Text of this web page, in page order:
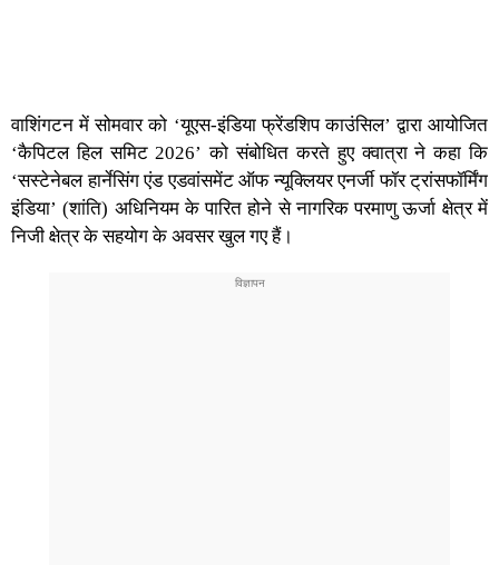
वाशिंगटन में सोमवार को ‘यूएस-इंडिया फ्रेंडशिप काउंसिल’ द्वारा आयोजित
‘कैपिटल हिल समिट 2026’ को संबोधित करते हुए क्वात्रा ने कहा कि
‘सस्टेनेबल हार्नेसिंग एंड एडवांसमेंट ऑफ न्यूक्लियर एनर्जी फॉर ट्रांसफॉर्मिंग
इंडिया’ (शांति) अधिनियम के पारित होने से नागरिक परमाणु ऊर्जा क्षेत्र में
निजी क्षेत्र के सहयोग के अवसर खुल गए हैं।